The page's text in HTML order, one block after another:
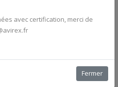
avec certification, merci de
Fermer